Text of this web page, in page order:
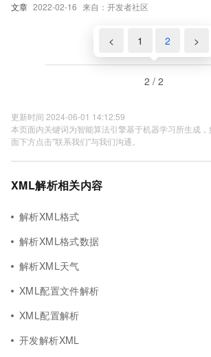
文章 2022-02-16 来自：开发者社区
< 1 2 >
2 / 2
更新时间 2024-06-01 14:12:59
本页面内关键词为智能算法引擎基于机器学习所生成
面下方点击"联系我们"与我们沟通。
XML解析相关内容
解析XML格式
解析XML格式数据
解析XML天气
XML配置文件解析
XML配置解析
开发解析XML